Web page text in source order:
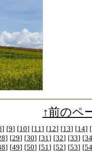
↑前のペ
] [9] [10] [11] [12] [13] [14] [
] [29] [30] [31] [32] [33] [34
] [49] [50] [51] [52] [53] [54